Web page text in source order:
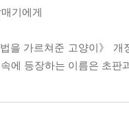
기에게
을 가르쳐준 고양이》 개
에 등장하는 이름은 초판